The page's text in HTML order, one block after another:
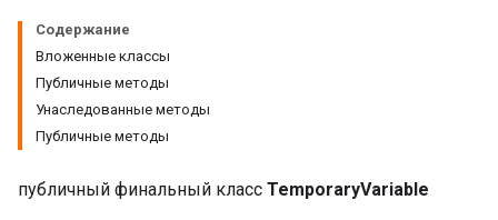
Содержание
Вложенные классы
Публичные методы
Унаследованные методы
Публичные методы
публичный финальный класс TemporaryVariable